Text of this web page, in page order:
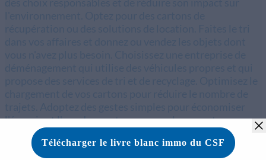
l'énergie et l'eau dans votre nouveau logement.